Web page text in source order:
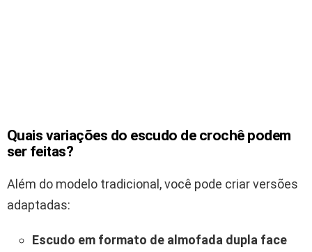
Quais variações do escudo de crochê podem
ser feitas?
Além do modelo tradicional, você pode criar versões
adaptadas:
Escudo em formato de almofada dupla face